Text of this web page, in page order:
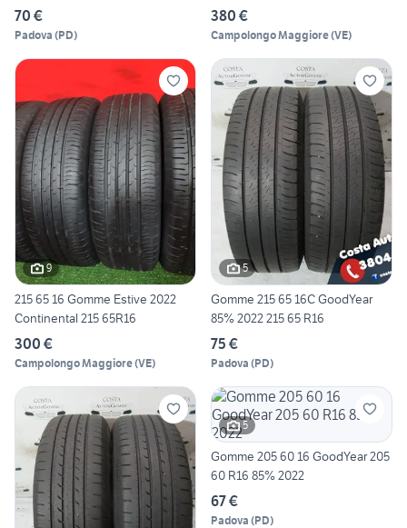
70 €
Padova (PD)
380 €
Campolongo Maggiore(VE)
9
215 65 16 Gomme Estive 2022
Continental 215 65R16
300 €
Campolongo Maggiore(VE)
5
Gomme 215 65 16C GoodYear
85% 2022 215 65 R16
75 €
Padova (PD)
5
Gomme 205 60 16 GoodYear 205
60 R16 85% 2022
67 €
Padova (PD)